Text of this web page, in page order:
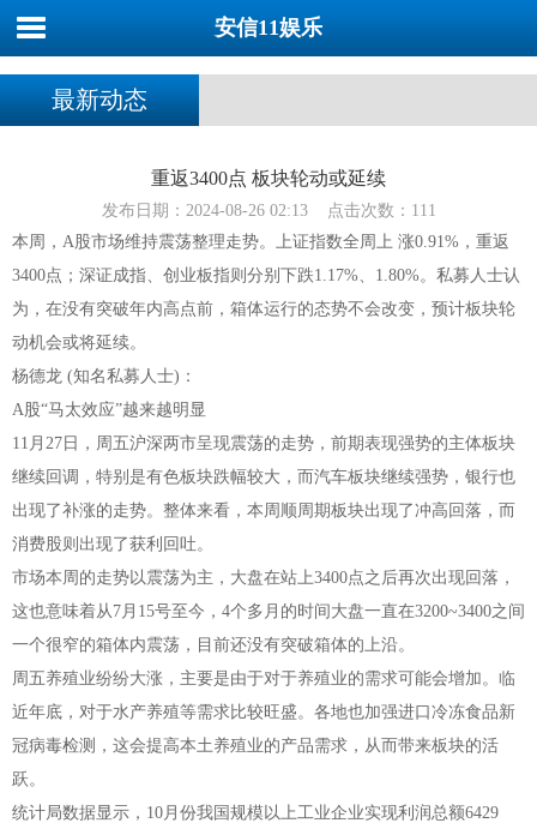
安信11娱乐
最新动态
重返3400点 板块轮动或延续
发布日期：2024-08-26 02:13 点击次数：111
本周，A股市场维持震荡整理走势。上证指数全周上 涨0.91%，重返
3400点；深证成指、创业板指则分别下跌1.17%、1.80%。私募人士认
为，在没有突破年内高点前，箱体运行的态势不会改变，预计板块轮
动机会或将延续。
杨德龙 (知名私募人士)：
A股“马太效应”越来越明显
11月27日，周五沪深两市呈现震荡的走势，前期表现强势的主体板块
继续回调，特别是有色板块跌幅较大，而汽车板块继续强势，银行也
出现了补涨的走势。整体来看，本周顺周期板块出现了冲高回落，而
消费股则出现了获利回吐。
市场本周的走势以震荡为主，大盘在站上3400点之后再次出现回落，
这也意味着从7月15号至今，4个多月的时间大盘一直在3200~3400之间
一个很窄的箱体内震荡，目前还没有突破箱体的上沿。
周五养殖业纷纷大涨，主要是由于对于养殖业的需求可能会增加。临
近年底，对于水产养殖等需求比较旺盛。各地也加强进口冷冻食品新
冠病毒检测，这会提高本土养殖业的产品需求，从而带来板块的活
跃。
统计局数据显示，10月份我国规模以上工业企业实现利润总额6429